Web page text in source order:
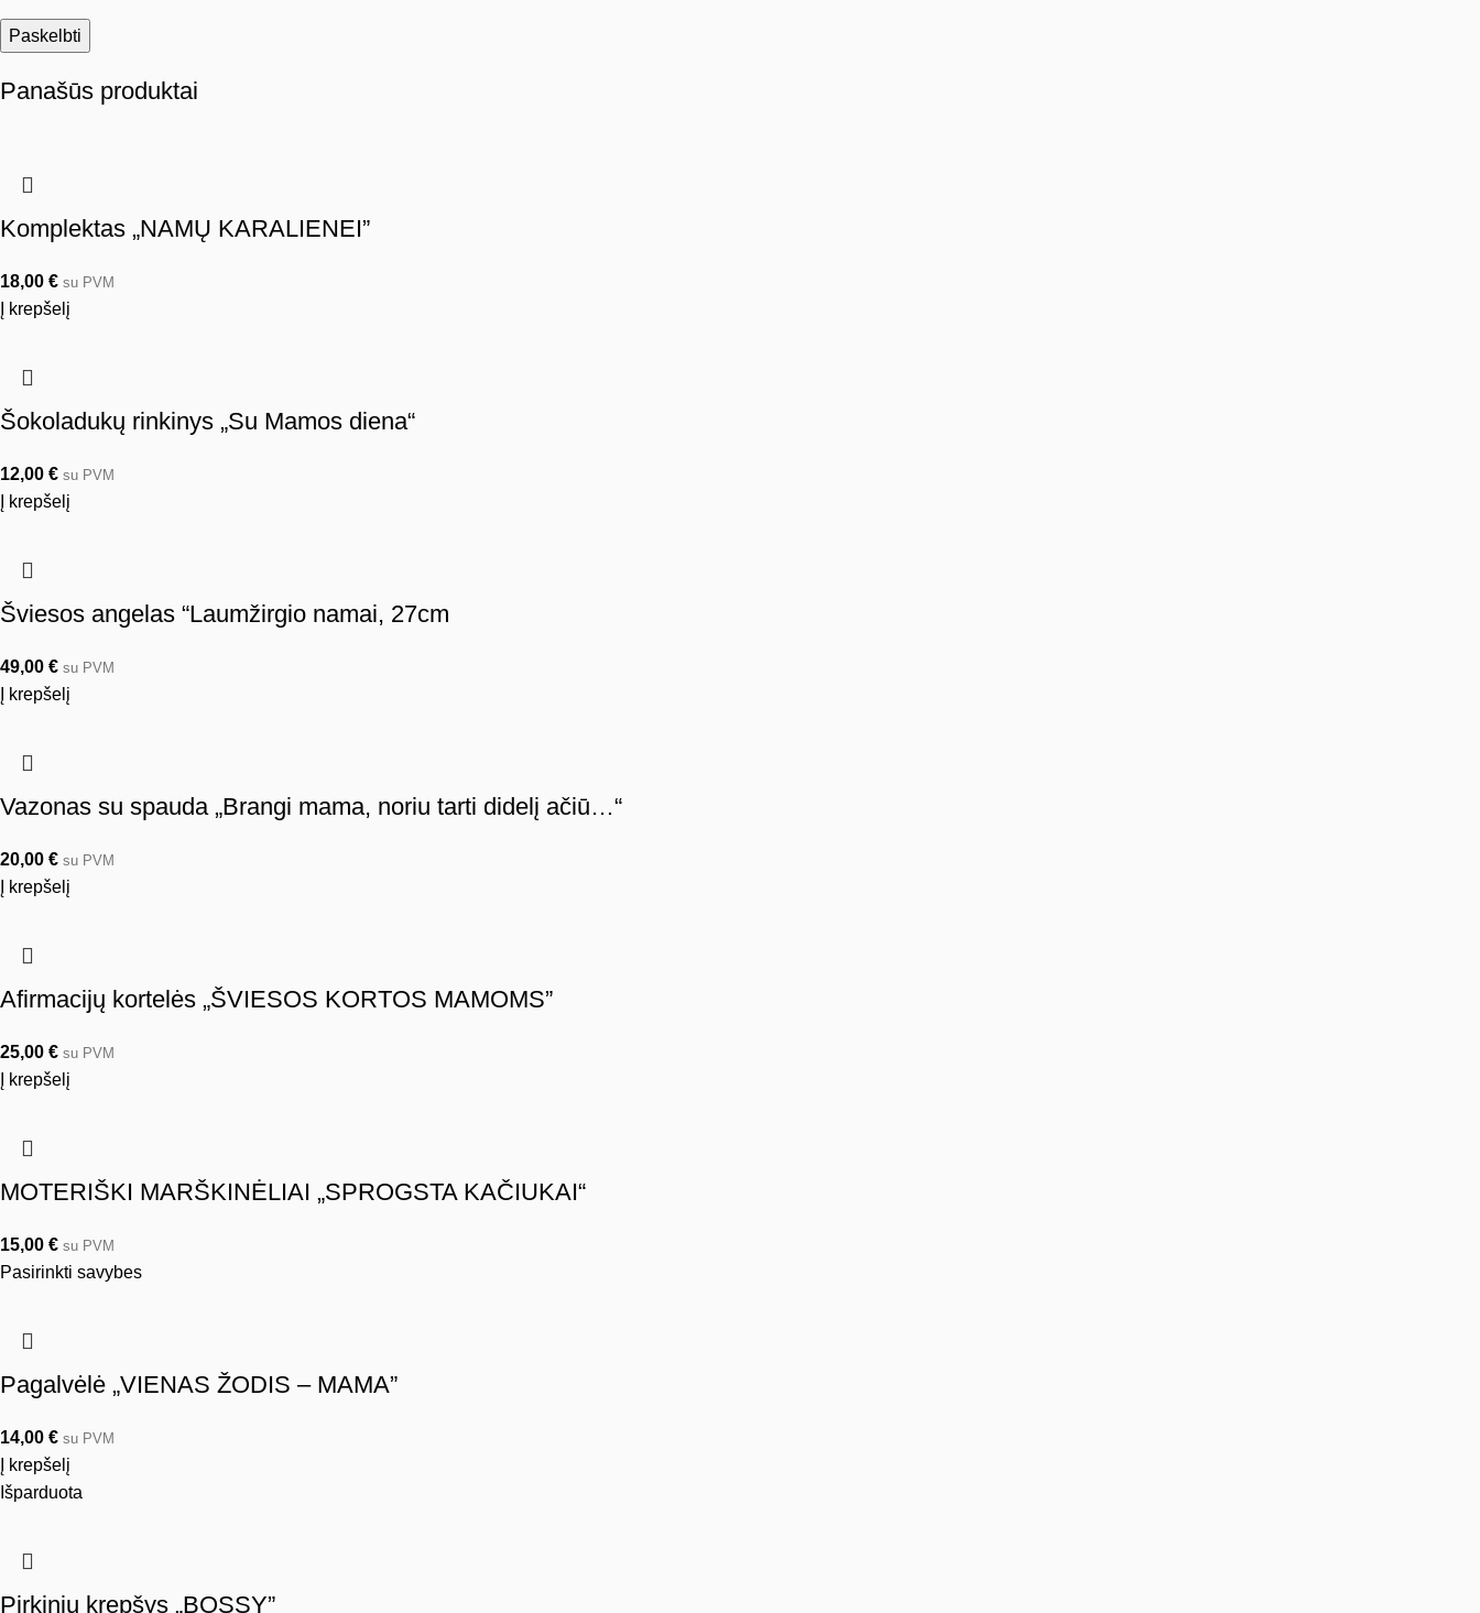
Panašūs produktai
Komplektas „NAMŲ KARALIENEI”
18,00 € su PVM
Į krepšelį
Šokoladukų rinkinys „Su Mamos diena“
12,00 € su PVM
Į krepšelį
Šviesos angelas “Laumžirgio namai, 27cm
49,00 € su PVM
Į krepšelį
Vazonas su spauda „Brangi mama, noriu tarti didelį ačiū…“
20,00 € su PVM
Į krepšelį
Afirmacijų kortelės „ŠVIESOS KORTOS MAMOMS”
25,00 € su PVM
Į krepšelį
MOTERIŠKI MARŠKINĖLIAI „SPROGSTA KAČIUKAI“
15,00 € su PVM
Pasirinkti savybes
Pagalvėlė „VIENAS ŽODIS – MAMA”
14,00 € su PVM
Į krepšelį
Išparduota
Pirkinių krepšys „BOSSY”